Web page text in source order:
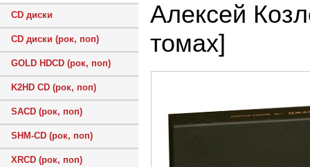
CD диски
CD диски (рок, поп)
GOLD HDCD (рок, поп)
K2HD CD (рок, поп)
SACD (рок, поп)
SHM-CD (рок, поп)
XRCD (рок, поп)
Алексей
томах]